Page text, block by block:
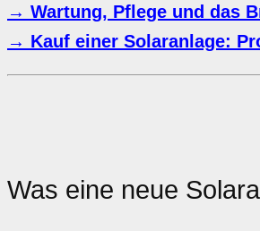
→ Wartung, Pflege und das
→ Kauf einer Solaranlage:
Was eine neue